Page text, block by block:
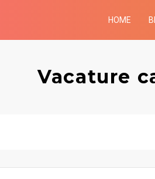
HOME
Vacature